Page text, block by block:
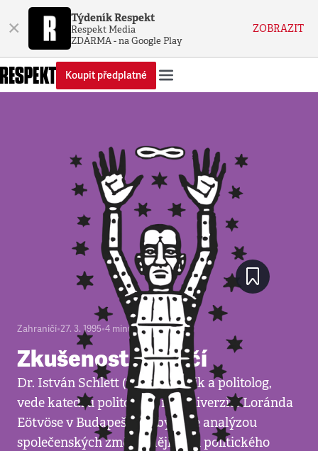
× Týdeník Respekt
Respekt Media
ZDARMA - na Google Play
ZOBRAZIT
Koupit předplatné
Zahraničí•27. 3. 1995•4 minuty
Zkušenost nás učí
Dr. István Schlett (1939), historik a politolog,
vede katedru politologie na Univerzitě Loránda
Eötvöse v Budapešti. Zabývá se analýzou
společenských změn a dějinami politického